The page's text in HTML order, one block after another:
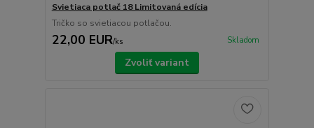
Svietiaca potlač 18 Limitovaná edícia
Tričko so svietiacou potlačou.
22,00 EUR/ks Skladom
Zvoliť variant